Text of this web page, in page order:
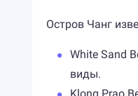
Остров Чанг
White Sand
виды.